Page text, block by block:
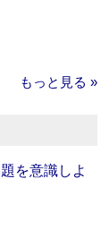
もっと見る »
を意識しよ